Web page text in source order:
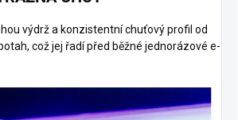
výdrž a konzistentní chuťový profil od
což jej řadí před běžné jednorázové e-